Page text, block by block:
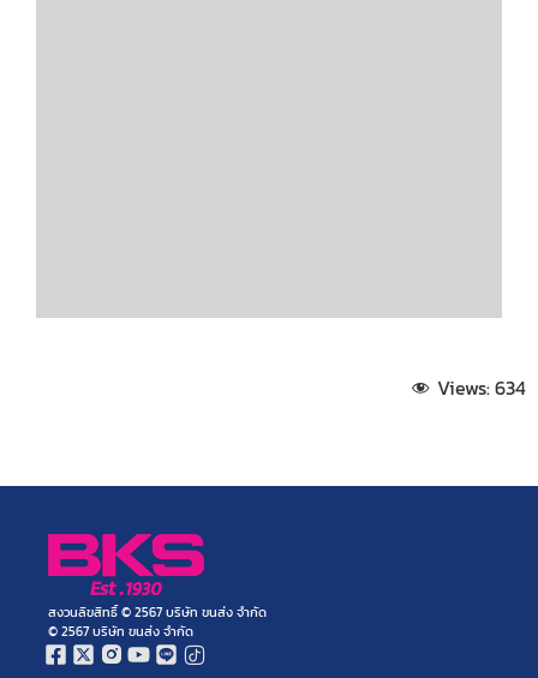
Views:634
สงวนลิขสิทธิ์ © 2567 บริษัท ขนส่ง จำกัด
© 2567 บริษัท ขนส่ง จำกัด